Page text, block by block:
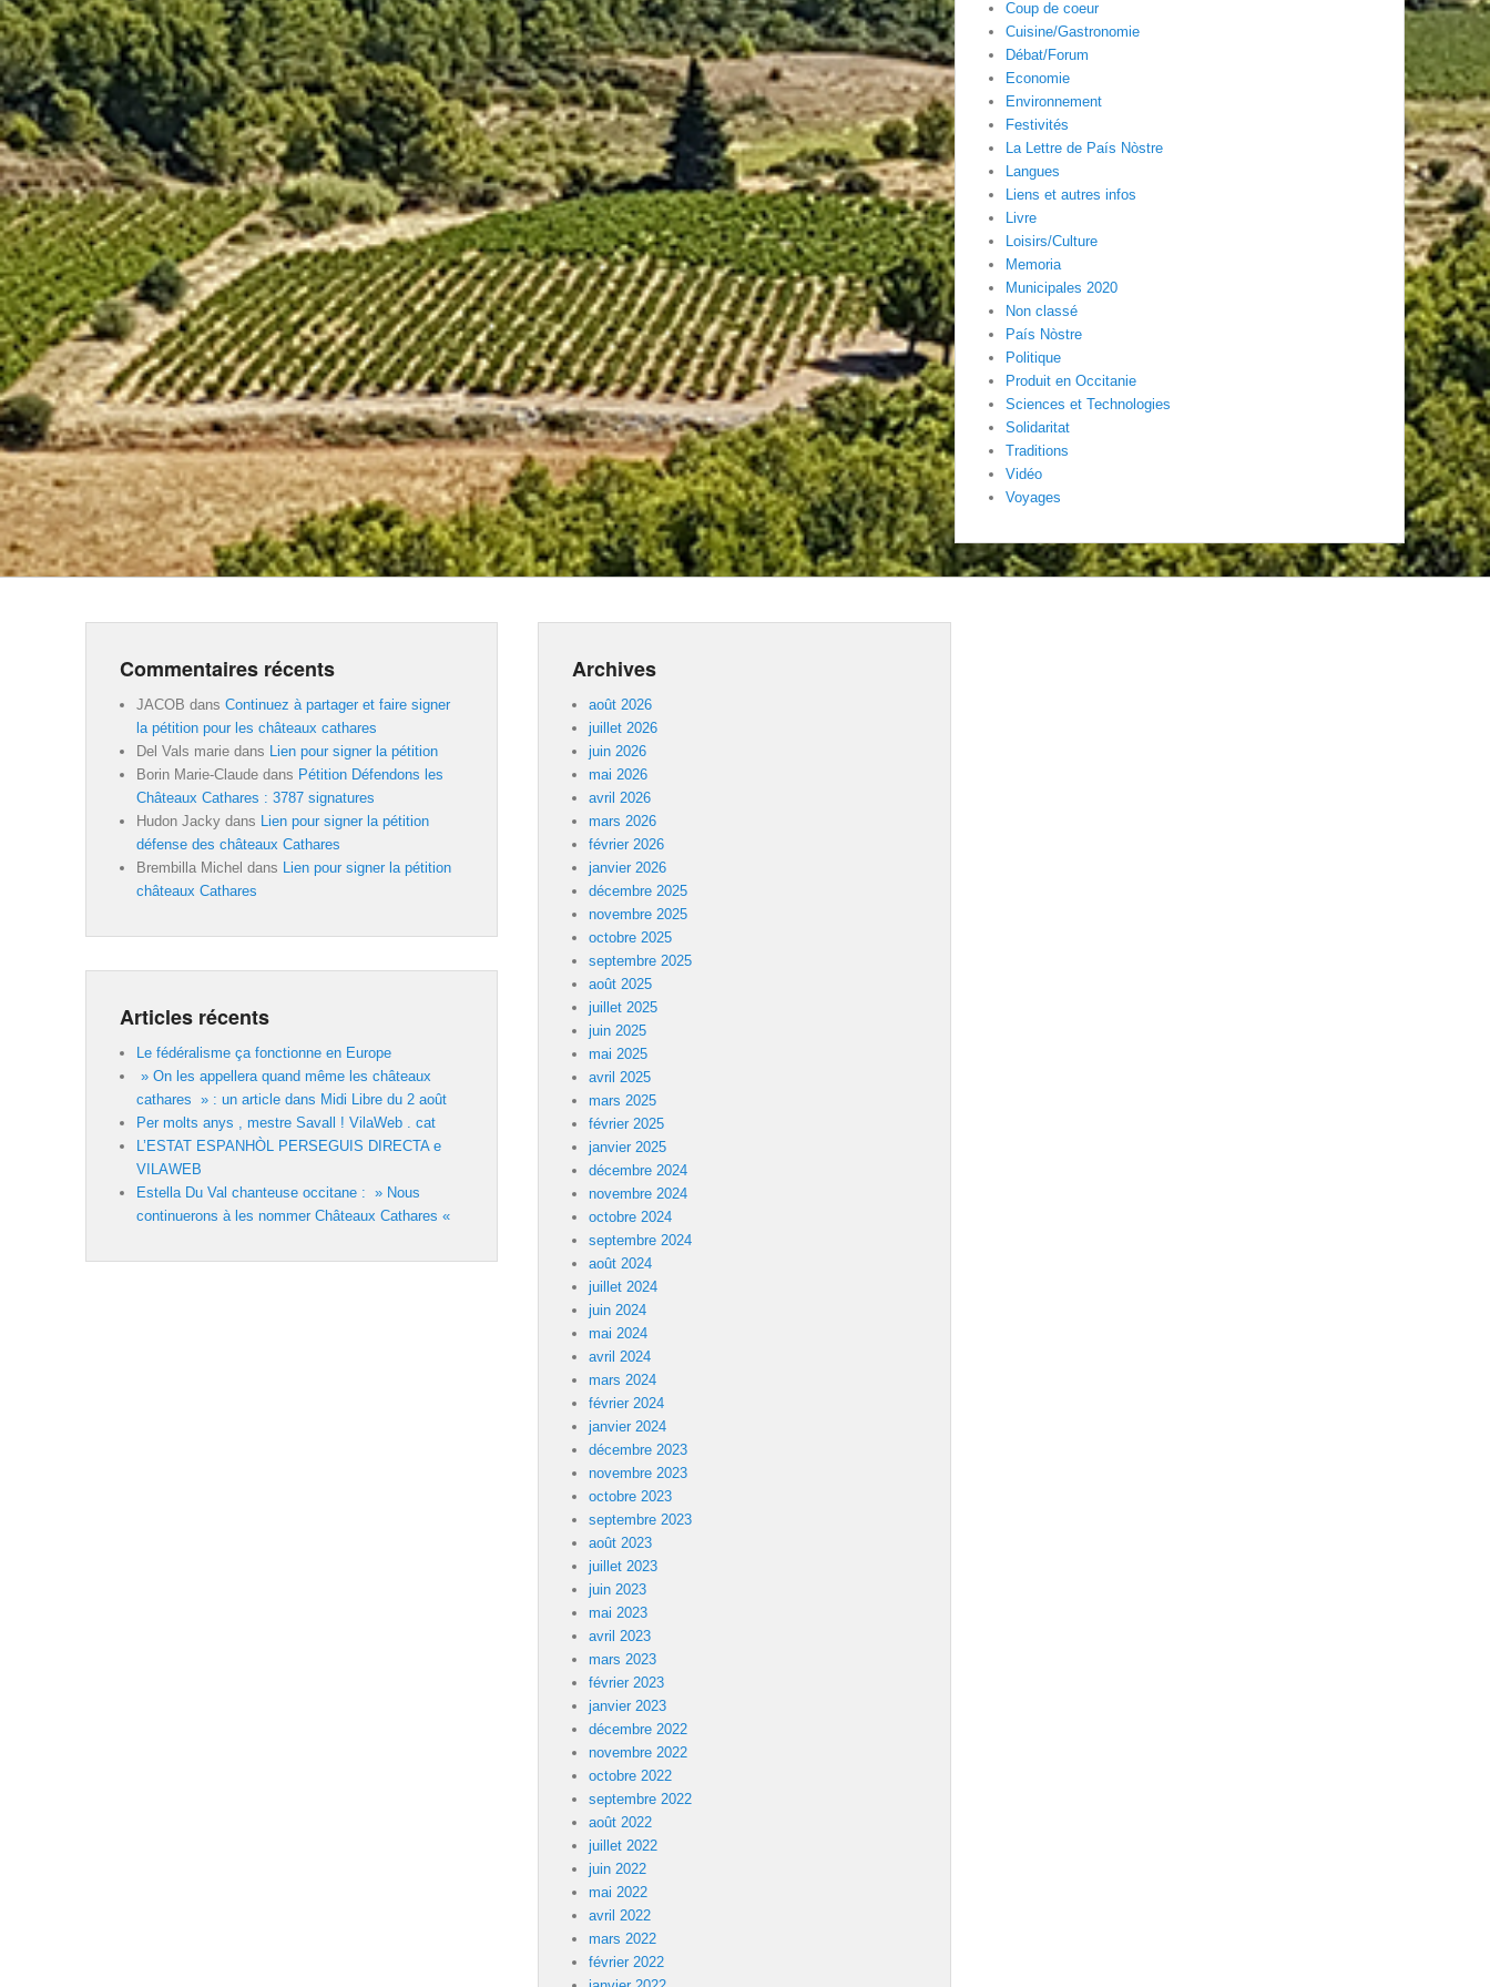
Coup de coeur
Cuisine/Gastronomie
Débat/Forum
Economie
Environnement
Festivités
La Lettre de País Nòstre
Langues
Liens et autres infos
Livre
Loisirs/Culture
Memoria
Municipales 2020
Non classé
País Nòstre
Politique
Produit en Occitanie
Sciences et Technologies
Solidaritat
Traditions
Vidéo
Voyages
Commentaires récents
JACOB dans Continuez à partager et faire signer
la pétition pour les châteaux cathares
Del Vals marie dans
Lien pour signer la pétition
Borin Marie-Claude dans Pétition Défendons les
Châteaux Cathares : 3787 signatures
Hudon Jacky dans
Lien pour signer la pétition
défense des châteaux Cathares
Brembilla Michel dans
Lien pour signer la pétition
châteaux Cathares
Articles récents
Le fédéralisme ça fonctionne en Europe
» On les appellera quand même les châteaux
cathares » : un article dans Midi Libre du 2 août
Per molts anys , mestre Savall ! VilaWeb . cat
L’ESTAT ESPANHÒL PERSEGUIS DIRECTA e
VILAWEB
Estella Du Val chanteuse occitane : » Nous
continuerons à les nommer Châteaux Cathares «
Archives
août 2026
juillet 2026
juin 2026
mai 2026
avril 2026
mars 2026
février 2026
janvier 2026
décembre 2025
novembre 2025
octobre 2025
septembre 2025
août 2025
juillet 2025
juin 2025
mai 2025
avril 2025
mars 2025
février 2025
janvier 2025
décembre 2024
novembre 2024
octobre 2024
septembre 2024
août 2024
juillet 2024
juin 2024
mai 2024
avril 2024
mars 2024
février 2024
janvier 2024
décembre 2023
novembre 2023
octobre 2023
septembre 2023
août 2023
juillet 2023
juin 2023
mai 2023
avril 2023
mars 2023
février 2023
janvier 2023
décembre 2022
novembre 2022
octobre 2022
septembre 2022
août 2022
juillet 2022
juin 2022
mai 2022
avril 2022
mars 2022
février 2022